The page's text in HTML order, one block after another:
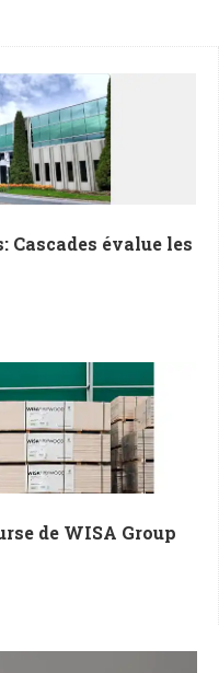
évalue les
de WISA Group